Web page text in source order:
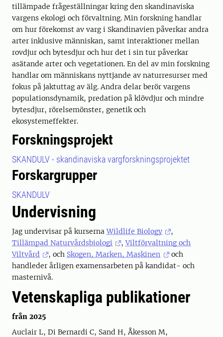
tillämpade frågeställningar kring den skandinaviska
vargens ekologi och förvaltning. Min forskning handlar
om hur förekomst av varg i Skandinavien påverkar andra
arter inklusive människan, samt interaktioner mellan
rovdjur och bytesdjur och hur det i sin tur påverkar
asätande arter och vegetationen. En del av min forskning
handlar om människans nyttjande av naturresurser med
fokus på jaktuttag av älg. Andra delar berör vargens
populationsdynamik, predation på klövdjur och mindre
bytesdjur, rörelsemönster, genetik och
ekosystemeffekter.
Forskningsprojekt
SKANDULV - skandinaviska vargforskningsprojektet
Forskargrupper
SKANDULV
Undervisning
Jag undervisar på kursernaWildlife Biology
,
Tillämpad Naturvårdsbiologi
,Viltförvaltning och
Viltvård
, och Skogen, Marken, Maskinen
och
handleder årligen examensarbeten på kandidat- och
masternivå.
Vetenskapliga publikationer
från 2025
Auclair L, Di Bernardi C, Sand H, Åkesson M,